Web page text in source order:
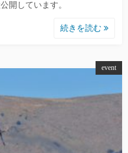
開しています。
続きを読む
event